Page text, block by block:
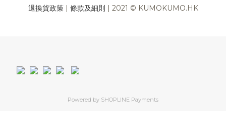
退換貨政策| 條款及細則 | 2021 © KUMOKUMO.HK
Powered by SHOPLINE Payments